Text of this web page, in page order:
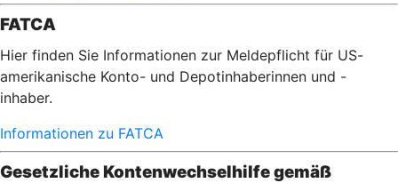
FATCA
Hier finden Sie Informationen zur Meldepflicht für US-
amerikanische Konto- und Depotinhaberinnen und -
inhaber.
Informationen zu FATCA
Gesetzliche Kontenwechselhilfe gemäß